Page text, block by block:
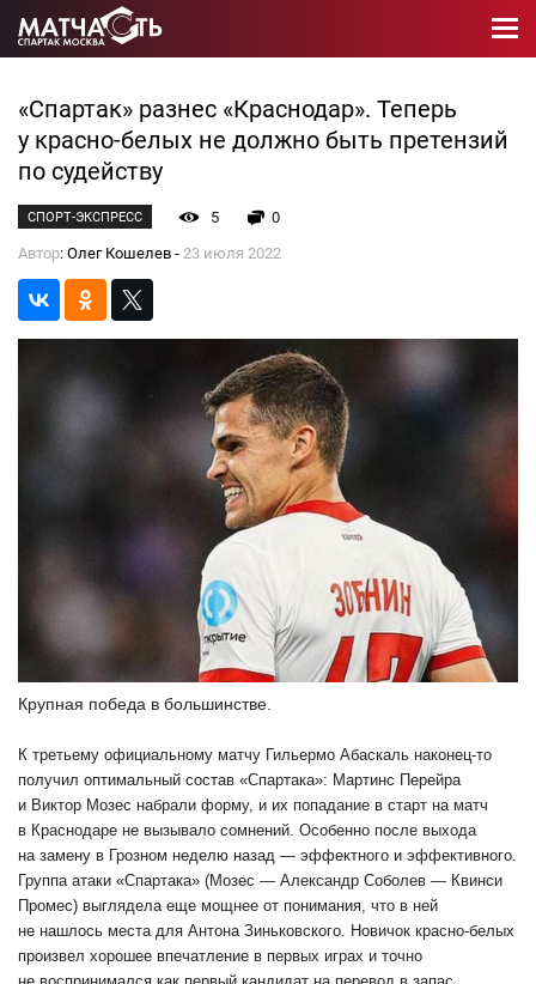
«Спартак» разнес «Краснодар». Теперь
у красно-белых не должно быть претензий
по судейству
СПОРТ-ЭКСПРЕСС 5
0
Автор: Олег Кошелев - 23 июля 2022
Крупная победа в большинстве.
К третьему официальному матчу Гильермо Абаскаль наконец-то
получил оптимальный состав «Спартака»: Мартинс Перейра
и Виктор Мозес набрали форму, и их попадание в старт на матч
в Краснодаре не вызывало сомнений. Особенно после выхода
на замену в Грозном неделю назад — эффектного и эффективного.
Группа атаки «Спартака» (Мозес — Александр Соболев — Квинси
Промес) выглядела еще мощнее от понимания, что в ней
не нашлось места для Антона Зиньковского. Новичок красно-белых
произвел хорошее впечатление в первых играх и точно